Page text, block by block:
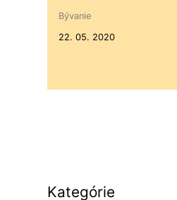
Bývanie
22. 05. 2020
Kategórie